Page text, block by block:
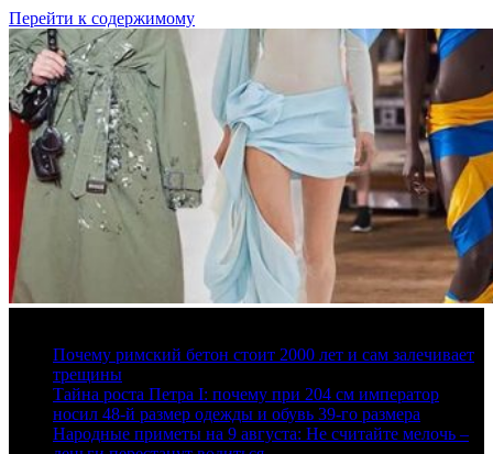
Перейти к содержимому
Почему римский бетон стоит 2000 лет и сам залечивает
трещины
Тайна роста Петра I: почему при 204 см император
носил 48-й размер одежды и обувь 39-го размера
Народные приметы на 9 августа: Не считайте мелочь –